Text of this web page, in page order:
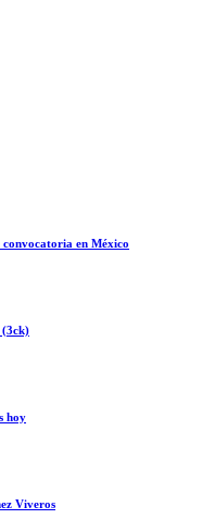
en México
(3ck)
hoy
Viveros